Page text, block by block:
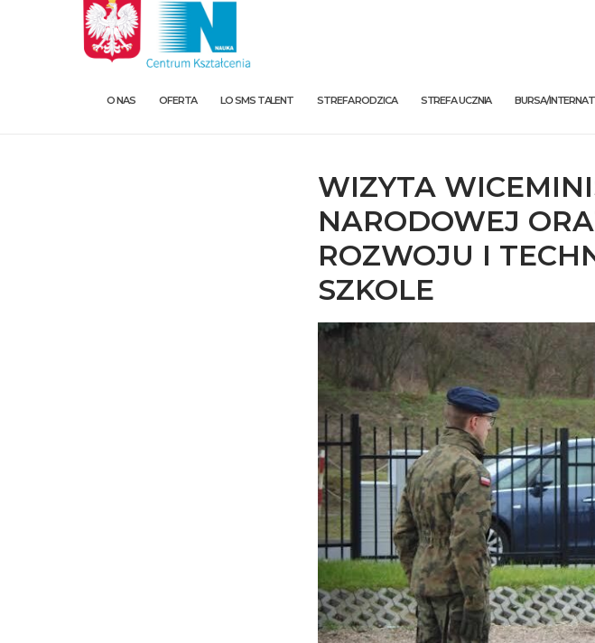
O NAS OFERTA LO SMS TALENT STREFA RODZICA STREFA UCZNIA BURSA/INTERNAT
LO SMS Talent
Strefa rodzica
Strefa ucznia
Bursa/Internat
Rekrutacja
Oferty pracy dla pracowników
Zadania realizowane z budżetu państwa
WIZYTA
NARODOWEJ
ROZWOJU I
SZKOLE